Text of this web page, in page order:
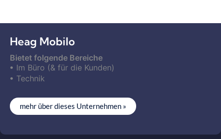
Heag Mobilo
Bietet folgende Bereiche
Im Büro (& für die Kunden)
Technik
mehr über dieses Unternehmen »